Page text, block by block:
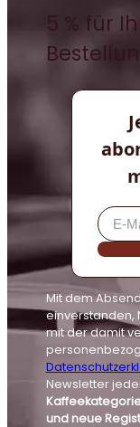
5 % für
Mit dem
einverstanden,
mit der damit
Newsletter
und neue